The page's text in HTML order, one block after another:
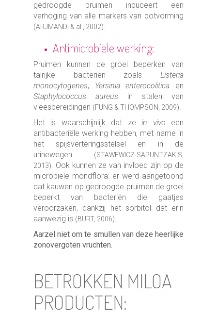
gedroogde pruimen induceert een
verhoging van alle markers van botvorming
(ARJMANDI & al., 2002).
Antimicrobiële werking:
Pruimen kunnen de groei beperken van
talrijke bacteriën zoals Listeria
monocytogenes, Yersinia enterocolitica en
Staphylococcus aureus in stalen van
vleesbereidingen (FUNG & THOMPSON, 2009).
Het is waarschijnlijk dat zein vivo een
antibacteriële werking hebben, met name in
het spijsverteringsstelsel en in de
urinewegen
(STAWEWICZ-SAPUNTZAKIS,
2013). Ook kunnen ze van invloed zijn op de
microbiële mondflora: er werd aangetoond
dat kauwen op gedroogde pruimen de groei
beperkt van bacteriën die gaatjes
veroorzaken, dankzij het sorbitol dat erin
aanwezig is (BURT, 2006).
Aarzel niet om te smullen van deze heerlijke
zonovergoten vruchten.
BETROKKEN MILOA
PRODUCTEN: